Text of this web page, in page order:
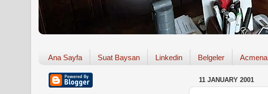
Ana Sayfa Suat Baysan Linkedin Belgeler Acmena
11 JANUARY 2001